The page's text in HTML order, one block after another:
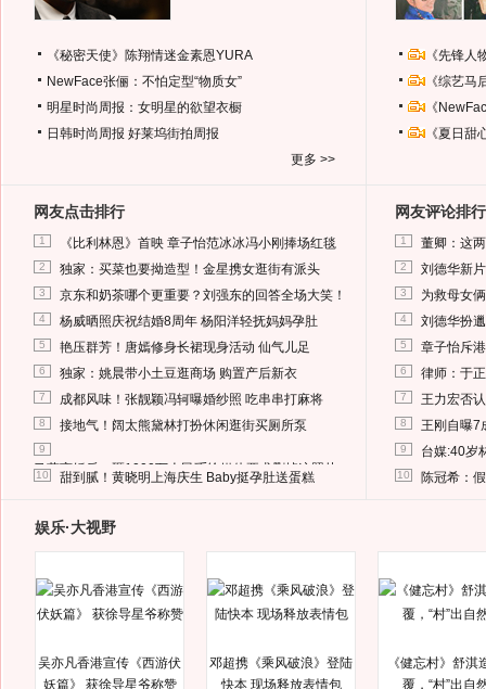
《秘密天使》陈翔情迷金素恩YURA
NewFace张俪：不怕定型“物质女”
明星时尚周报：女明星的欲望衣橱
日韩时尚周报 好莱坞街拍周报
更多 >>
《先锋
《综艺
《
《夏日
网友点击排行
1 《比利林恩》首映 章子怡范冰冰冯小刚捧场红毯
2 独家：买菜也要拗造型！金星携女逛街有派头
3 京东和奶茶哪个更重要？刘强东的回答全场大笑！
4 杨威晒照庆祝结婚8周年 杨阳洋轻抚妈妈孕肚
5 艳压群芳！唐嫣修身长裙现身活动 仙气儿足
6 独家：姚晨带小土豆逛商场 购置产后新衣
7 成都风味！张靓颖冯轲曝婚纱照 吃串串打麻将
8 接地气！阔太熊黛林打扮休闲逛街买厕所泵
9
马蓉离婚后，砸1000万人民币给媒体要求删掉这照片
10 甜到腻！黄晓明上海庆生 Baby挺孕肚送蛋糕
网友评论排行
1 董卿：这
2 刘德华新
3 为救母女
4 刘德华扮
5 章子怡斥
6 律师：于
7 王力宏否
8 王刚自曝7
9 台媒:40岁
10 陈冠希：
娱乐·大视野
吴亦凡香港宣传《西游伏
妖篇》 获徐导星爷称赞
邓超携《乘风破浪》登陆
快本 现场释放表情包
《健忘村》舒淇
覆，“村”出自